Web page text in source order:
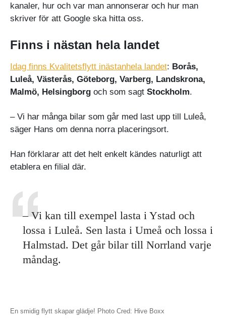
kanaler, hur och var man annonserar och hur man
skriver för att Google ska hitta oss.
Finns i nästan hela landet
Idag finns Kvalitetsflytt inästanhela landet: Borås,
Luleå, Västerås, Göteborg, Varberg, Landskrona,
Malmö, Helsingborg och som sagt Stockholm.
– Vi har många bilar som går med last upp till Luleå,
säger Hans om denna norra placeringsort.
Han förklarar att det helt enkelt kändes naturligt att
etablera en filial där.
– Vi kan till exempel lasta i Ystad och
lossa i Luleå. Sen lasta i Umeå och lossa i
Halmstad. Det går bilar till Norrland varje
måndag.
En smidig flytt skapar glädje! Photo Cred: Hive Boxx